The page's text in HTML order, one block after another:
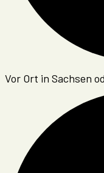
Vor Ort in Sachsen